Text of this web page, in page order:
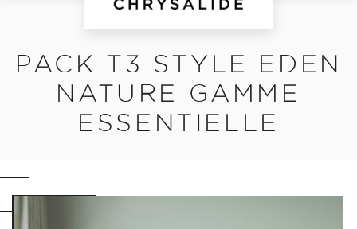
PACK T3 STYLE EDEN
NATURE GAMME
ESSENTIELLE